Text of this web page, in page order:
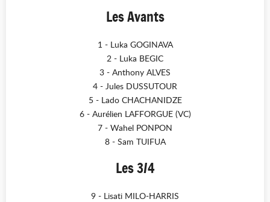
Les Avants
1 - Luka GOGINAVA
2 - Luka BEGIC
3 - Anthony ALVES
4 - Jules DUSSUTOUR
5 - Lado CHACHANIDZE
6 - Aurélien LAFFORGUE (VC)
7 - Wahel PONPON
8 - Sam TUIFUA
Les 3/4
9 - Lisati MILO-HARRIS